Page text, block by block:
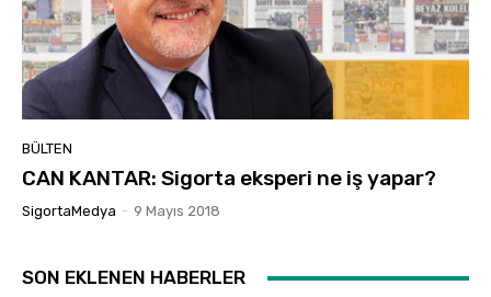
BÜLTEN
CAN KANTAR: Sigorta eksperi ne iş yapar?
SigortaMedya - 9 Mayıs 2018
SON EKLENEN HABERLER